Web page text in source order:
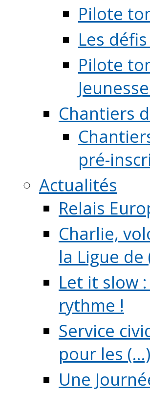
Pilote
Les
Pilote
Chantiers
pré-
Actualités
Relais
Charlie,
la Ligue de
Let it slow
rythme !
Service
pour les (...)
Une